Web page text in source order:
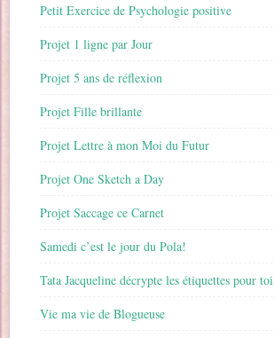
Petit Exercice de Psychologie positive
Projet 1 ligne par Jour
Projet 5 ans de réflexion
Projet Fille brillante
Projet Lettre à mon Moi du Futur
Projet One Sketch a Day
Projet Saccage ce Carnet
Samedi c’est le jour du Pola!
Tata Jacqueline décrypte les étiquettes pour toi
Vie ma vie de Blogueuse